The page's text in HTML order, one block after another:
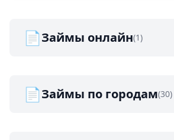
📄Займы онлайн(1)
📄Займы по городам(30)